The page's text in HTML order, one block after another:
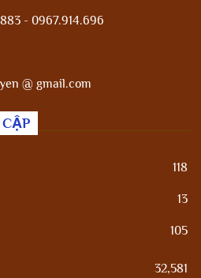
- 0967.914.696
@ gmail.com
118
13
105
32,581